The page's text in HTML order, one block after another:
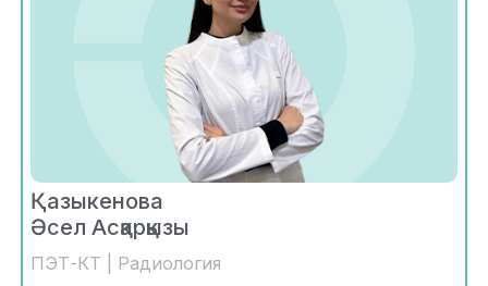
Қазыкенова
Әсел Асқарқызы
ПЭТ-КТ | Радиология